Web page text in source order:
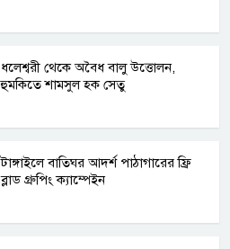
ধলেশ্বরী থেকে অবৈধ বালু উত্তোলন,
হুমকিতে শামসুল হক সেতু
টাঙ্গাইলে বাতিঘর আদর্শ পাঠাগারের ফ্রি
ব্লাড গ্রুপিং ক্যাম্পেইন